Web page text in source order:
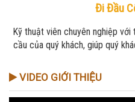
Đi Đầu
Kỹ thuật viên chuyên nghiệp
cầu của quý khách, giúp quý
VIDEO GIỚI THIỆU